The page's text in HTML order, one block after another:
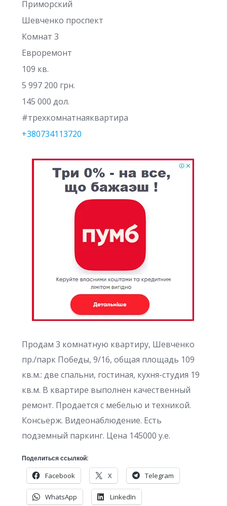
Приморский
Шевченко проспект
Комнат 3
Евроремонт
109 кв.
5 997 200 грн.
145 000 дол.
#трехкомнатнаяквартира
+380734113720
Продам 3 комнатную квартиру, Шевченко
пр./парк Победы, 9/16, общая площадь 109
кв.м.: две спальни, гостиная, кухня-студия 19
кв.м. В квартире выполнен качественный
ремонт. Продается с мебелью и техникой.
Консьерж. Видеонаблюдение. Есть
подземный паркинг. Цена 145000 у.е.
Поделиться ссылкой:
Facebook X Telegram
WhatsApp LinkedIn